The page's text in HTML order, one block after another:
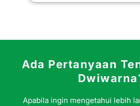
Ada Pertanyaan
Apabila ingin mengetahui lebih